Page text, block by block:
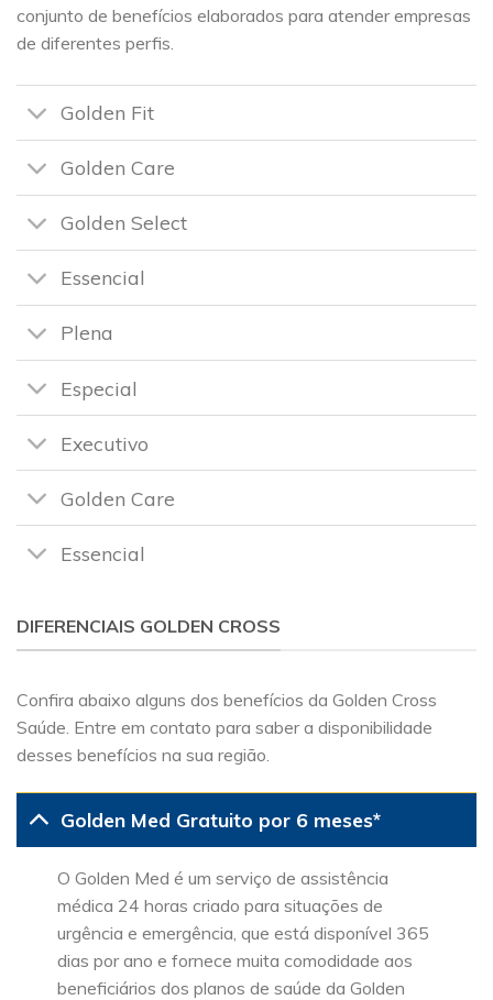
conjunto de benefícios elaborados para atender empresas
de diferentes perfis.
Golden Fit
Golden Care
Golden Select
Essencial
Plena
Especial
Executivo
Golden Care
Essencial
DIFERENCIAIS GOLDEN CROSS
Confira abaixo alguns dos benefícios da Golden Cross
Saúde. Entre em contato para saber a disponibilidade
desses benefícios na sua região.
Golden Med Gratuito por 6 meses*
O Golden Med é um serviço de assistência
médica 24 horas criado para situações de
urgência e emergência, que está disponível 365
dias por ano e fornece muita comodidade aos
beneficiários dos planos de saúde da Golden